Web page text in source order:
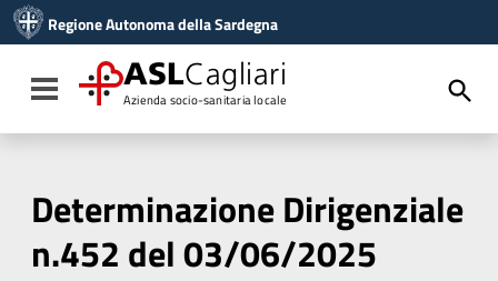
Vai al menu di navigazione
Vai al footer
Regione Autonoma della Sardegna
Toggle navigation
ASLCagliari
Azienda socio-sanitaria locale
Determinazione Dirigenziale
n.452 del 03/06/2025